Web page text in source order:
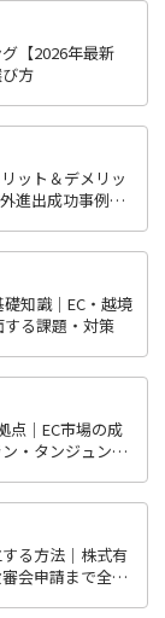
【2026年最新
方
ット＆デメリッ
進出成功事例と
知識｜EC・越境
る課題・対策
点｜EC市場の成
・タンジュンプ
る方法｜株式有
会申請まで全ス